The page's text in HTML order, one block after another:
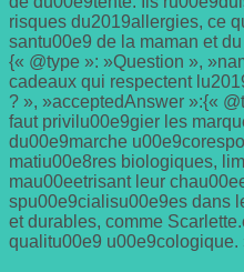
risques du2019allergies, ce
santu00e9 de la maman et
{« @type »: »Question »,
cadeaux qui respectent
? », »acceptedAnswer »:{«
faut privilu00e9gier les
du00e9marche
matiu00e8res biologiques,
mau00eetrisant leur
spu00e9cialisu00e9es dans
et durables, comme
qualitu00e9 u00e9cologique.